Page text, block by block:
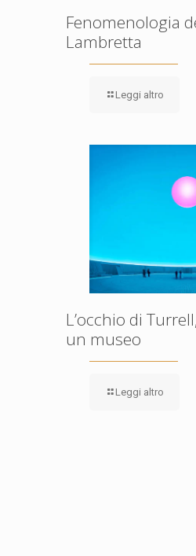
Fenomenologia
Lambretta
Leggi altro
L’occhio di
un museo
Leggi altro